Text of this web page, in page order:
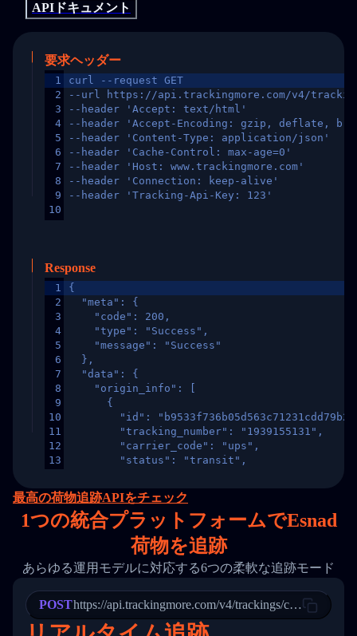
APIドキュメント
要求ヘッダー
1
2
3
4
5
6
7
8
9
10
curl --request GET
--url https://api.trackingmore.com/v4/trackings/
--header 'Accept: text/html'
--header 'Accept-Encoding: gzip, deflate,
--header 'Content-Type: application/json'
--header 'Cache-Control: max-age=0'
--header 'Host: www.trackingmore.com'
--header 'Connection: keep-alive'
--header 'Tracking-Api-Key: 123'
Response
1
2
3
4
5
6
7
8
9
10
11
12
13
15
16
17
20
21
22
23
24
25
{
  "meta": {
    "code": 200,
    "type": "Success",
    "message": "Success"
  },
  "data": {
    "origin_info": [
      {
"id":
        "tracking_number": "1939155131",
        "carrier_code": "ups",
        "status": "transit",
"destination_country": "United
        "itemTimeLength": 2,
        "weblink": "",
        "phone": null,
        "trackinfo": [
          {
            "Date": "2017-03-08 04: 22: 00",
"StatusDescription": "Departed
"Details": "Departed Facility
          },
          {
最高の荷物追跡APIをチェック
1つの統合プラットフォームでEsnad
荷物を追跡
あらゆる運用モデルに対応する6つの柔軟な追跡モード
POSThttps://api.trackingmore.com/v4/trackings/create